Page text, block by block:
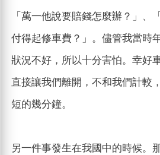
「萬一他說要賠錢怎麼辦？」、
付得起修車費？」。儘管我當時
狀況不好，所以十分害怕。幸好
直接讓我們離開，不和我們計較
短的幾分鐘。
另一件事發生在我國中的時候。